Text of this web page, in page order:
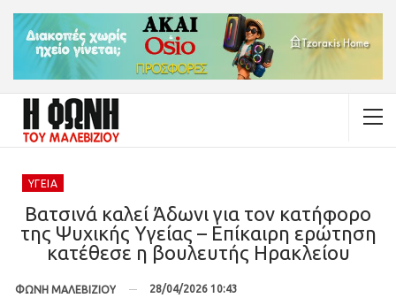
ΥΓΕΊΑ
Βατσινά καλεί Άδωνι για τον κατήφορο
της Ψυχικής Υγείας – Επίκαιρη ερώτηση
κατέθεσε η βουλευτής Ηρακλείου
ΦΩΝΗ ΜΑΛΕΒΙΖΙΟΥ 28/04/2026 10:43